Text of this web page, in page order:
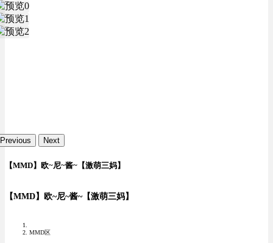
Previous Next
【MMD】欧~尼~酱~【激萌三妈】
【MMD】欧~尼~酱~【激萌三妈】
MMD区